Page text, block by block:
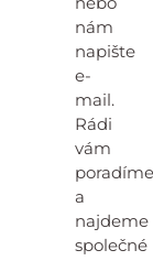
nám
napište
e-
mail.
Rádi
vám
poradíme
a
najdeme
společné